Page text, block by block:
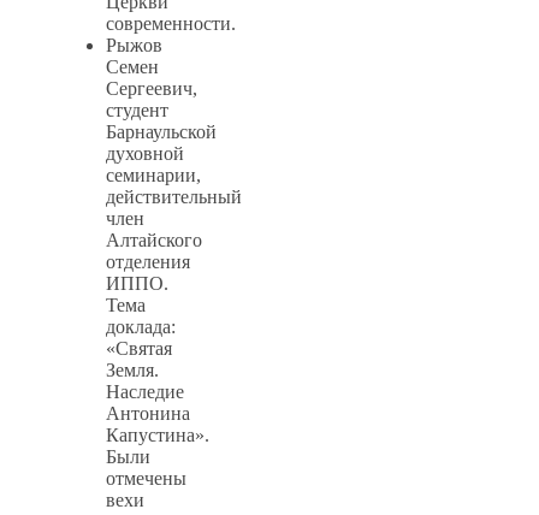
современности.
Рыжов
Семен
Сергеевич,
студент
Барнаульской
духовной
семинарии,
действительный
член
Алтайского
отделения
ИППО.
Тема
доклада:
«Святая
Земля.
Наследие
Антонина
Капустина».
Были
отмечены
вехи